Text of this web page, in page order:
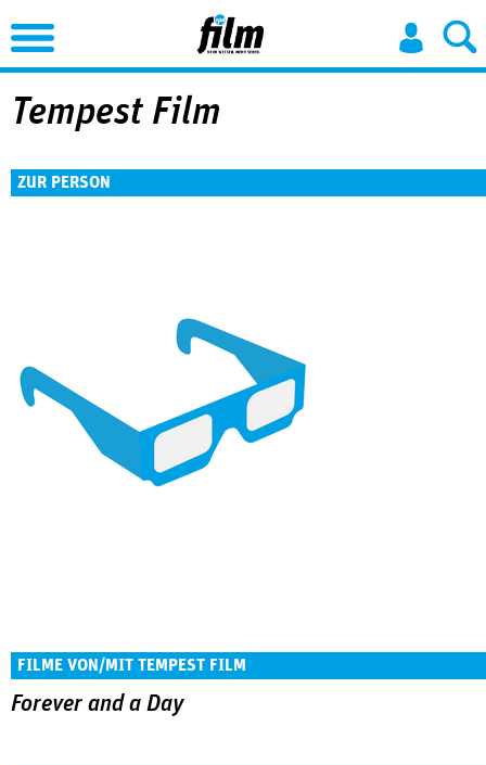
Jump to Navigation
Tempest Film
ZUR PERSON
FILME VON/MIT TEMPEST FILM
Forever and a Day